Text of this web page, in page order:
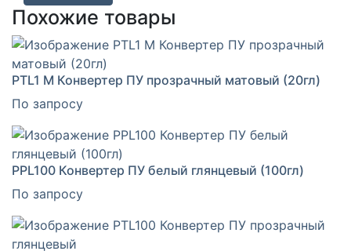
Похожие товары
PTL1 M Конвертер ПУ прозрачный матовый (20гл)
По запросу
PPL100 Конвертер ПУ белый глянцевый (100гл)
По запросу